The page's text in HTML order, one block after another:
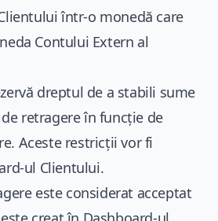
într-o monedă care
Contului Extern al
dreptul de a stabili sume
retragere în funcție de
Aceste restricții vor fi
ul Clientului.
este considerat acceptat